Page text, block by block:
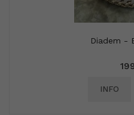
Diadem -
INFO